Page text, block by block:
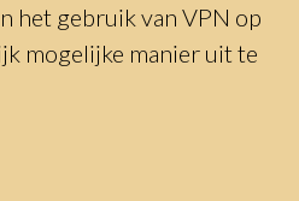
het gebruik van VPN op
mogelijke manier uit te